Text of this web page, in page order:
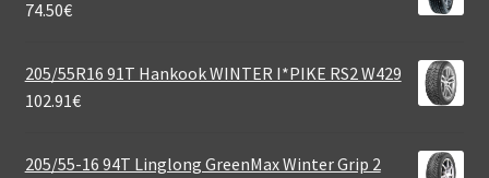
74.50€
205/55R16 91T Hankook WINTER I*PIKE RS2 W429
102.91€
205/55-16 94T Linglong GreenMax Winter Grip 2